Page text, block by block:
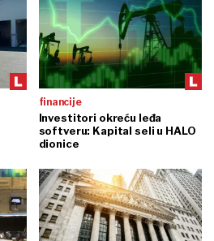
financije
Investitori okreću leđa
softveru: Kapital seli u HALO
dionice